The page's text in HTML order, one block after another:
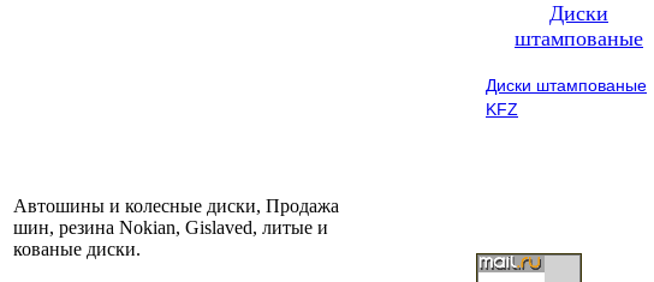
Диски
штампованые
Диски штампованые
KFZ
Автошины и колесные диски, Продажа
шин, резина Nokian, Gislaved, литые и
кованые диски.